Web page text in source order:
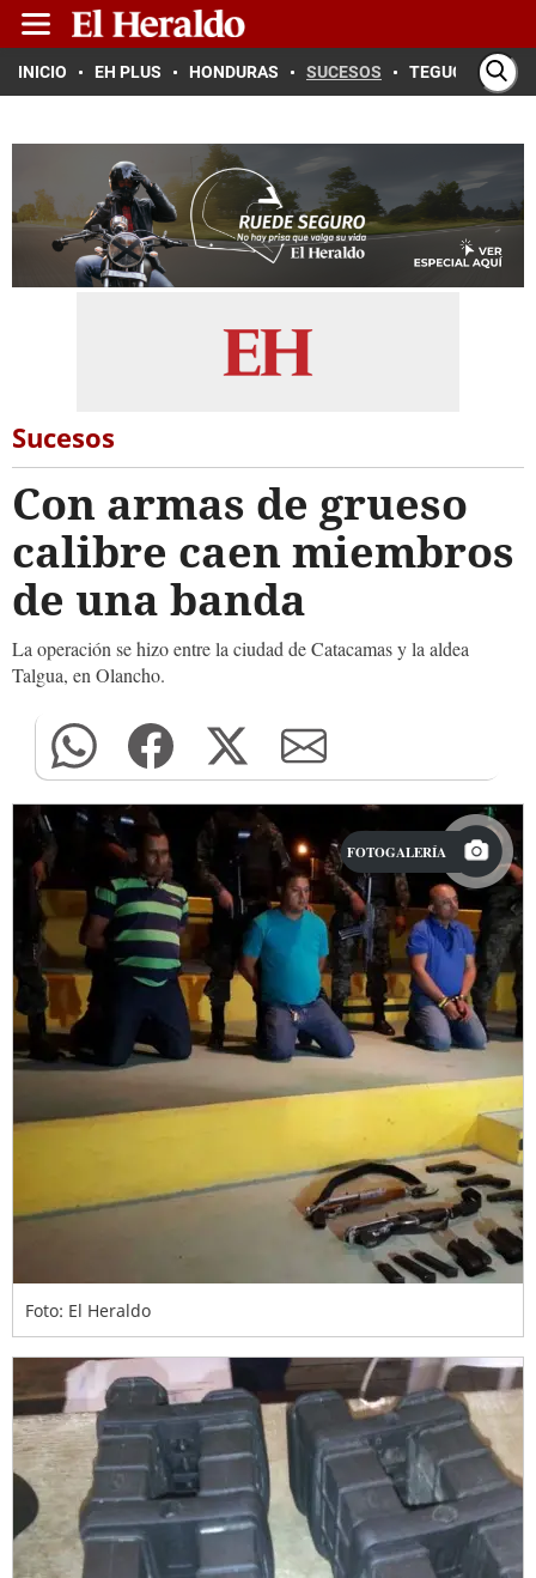
INICIO EH PLUS HONDURAS SUCESOS TEGUCIGALPA
Sucesos
Con armas de grueso
calibre caen miembros
de una banda
La operación se hizo entre la ciudad de Catacamas y la aldea
Talgua, en Olancho.
FOTOGALERÍA
Foto: El Heraldo